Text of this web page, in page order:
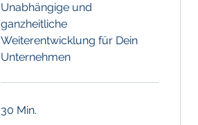
Unabhängige und
ganzheitliche
Weiterentwicklung für Dein
Unternehmen
30 Min.